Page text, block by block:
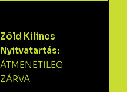
Zöld Kilincs
Nyitvatartás:
ÁTMENETILEG
ZÁRVA